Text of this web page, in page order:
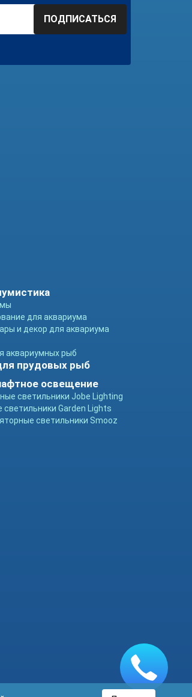
ПОДПИСАТЬСЯ
для аквариума
и декор для аквариума
аквариумных рыб
прудовых рыб
освещение
светильники Jobe Lighting
светильники Garden Lights
светильники Smooz